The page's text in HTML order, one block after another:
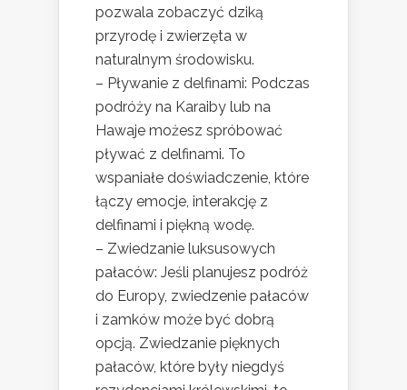
pozwala zobaczyć dziką
przyrodę i zwierzęta w
naturalnym środowisku.
– Pływanie z delfinami: Podczas
podróży na Karaiby lub na
Hawaje możesz spróbować
pływać z delfinami. To
wspaniałe doświadczenie, które
łączy emocje, interakcję z
delfinami i piękną wodę.
– Zwiedzanie luksusowych
pałaców: Jeśli planujesz podróż
do Europy, zwiedzenie pałaców
i zamków może być dobrą
opcją. Zwiedzanie pięknych
pałaców, które były niegdyś